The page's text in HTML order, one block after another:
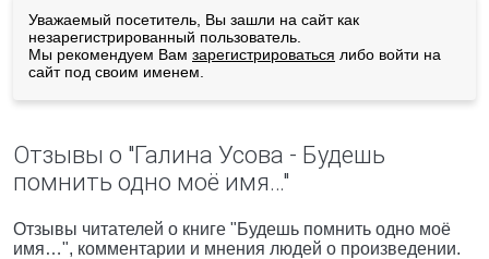
Уважаемый посетитель, Вы зашли на сайт как
незарегистрированный пользователь.
Мы рекомендуем Вам зарегистрироваться либо войти на
сайт под своим именем.
Отзывы о "Галина Усова - Будешь
помнить одно моё имя…"
Отзывы читателей о книге "Будешь помнить одно моё
имя…", комментарии и мнения людей о произведении.